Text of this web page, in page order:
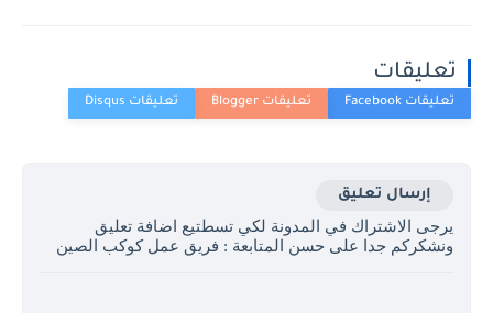
تعليقات
إرسال تعليق
يرجى الاشتراك في المدونة لكي تسطتيع اضافة تعليق
ونشكركم جدا على حسن المتابعة : فريق عمل كوكب الصين